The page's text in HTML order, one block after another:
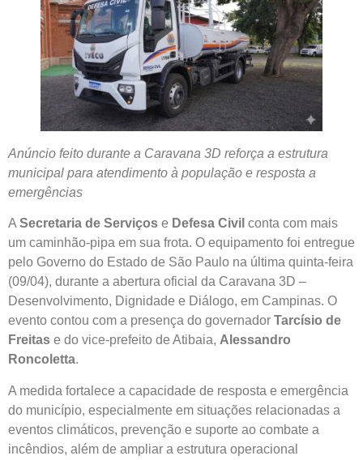
Anúncio feito durante a Caravana 3D reforça a estrutura
municipal para atendimento à população e resposta a
emergências
A Secretaria de Serviços e Defesa Civil conta com mais
um caminhão-pipa em sua frota. O equipamento foi entregue
pelo Governo do Estado de São Paulo na última quinta-feira
(09/04), durante a abertura oficial da Caravana 3D –
Desenvolvimento, Dignidade e Diálogo, em Campinas. O
evento contou com a presença do governador Tarcísio de
Freitas e do vice-prefeito de Atibaia, Alessandro
Roncoletta.
A medida fortalece a capacidade de resposta e emergência
do município, especialmente em situações relacionadas a
eventos climáticos, prevenção e suporte ao combate a
incêndios, além de ampliar a estrutura operacional